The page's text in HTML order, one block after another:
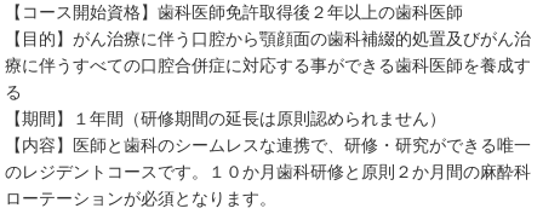
【コース開始資格】歯科医師免許取得後２年以上の歯科医師
【目的】がん治療に伴う口腔から顎顔面の歯科補綴的処置及びがん治
療に伴うすべての口腔合併症に対応する事ができる歯科医師を養成す
る
【期間】１年間（研修期間の延長は原則認められません）
【内容】医師と歯科のシームレスな連携で、研修・研究ができる唯一
のレジデントコースです。１０か月歯科研修と原則２か月間の麻酔科
ローテーションが必須となります。